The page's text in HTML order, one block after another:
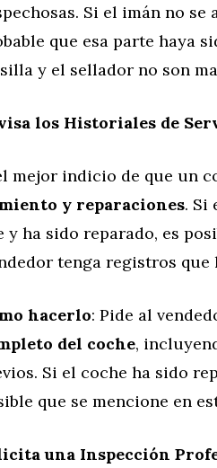
Si el imán no
que esa parte haya
y el sellador no son
los Historiales de
mejor indicio de que un
y reparaciones. Si
y ha sido reparado, es
tenga registros que
hacerlo: Pide al
del coche,
Si el coche ha sido
que se mencione en
una Inspección